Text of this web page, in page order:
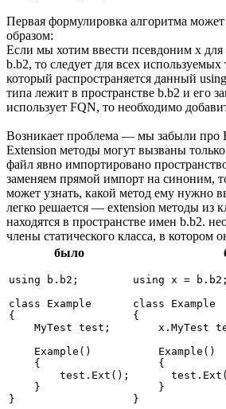
Первая формулировка алгоритма
образом:
Если мы хотим ввести псевдоним x для
b.b2, то следует для всех используемых
который распространяется данный
типа лежит в пространстве b.b2 и его
использует FQN, то необходимо
Возникает проблема — мы забыли про
Extension методы могут вызваны
файл явно импортировано
заменяем прямой импорт на синоним,
может узнать, какой метод ему нужно
легко решается — extension методы из
находятся в пространстве имен b.b2.
члены статического класса, в котором
было
using b.b2;
class Example
{
    MyTest test;
    Example()
    {
        test.Ext();
    }
}
using x = b.b2;
class Example
{
x.MyTest
    Example()
    {
    }
}